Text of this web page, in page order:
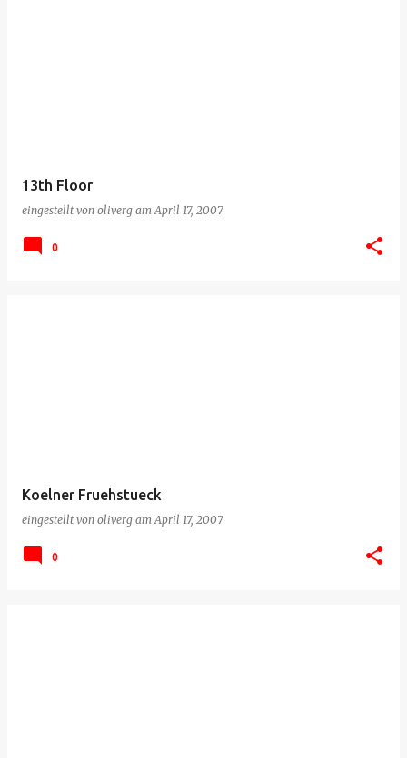
13th Floor
eingestellt von oliverg amApril 17, 2007
0
Koelner Fruehstueck
eingestellt von oliverg amApril 17, 2007
0